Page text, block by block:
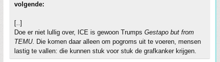
volgende:
[..]
Doe er niet lullig over, ICE is gewoon Trumps Gestapo but from
TEMU. Die komen daar alleen om pogroms uit te voeren, mensen
lastig te vallen: die kunnen stuk voor stuk de grafkanker krijgen.